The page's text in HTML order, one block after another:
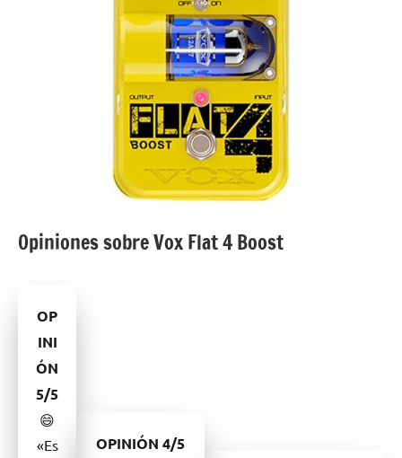
Opiniones sobre Vox Flat 4 Boost
OP
INI
ÓN
5/5
😄
«Es
OPINIÓN 4/5